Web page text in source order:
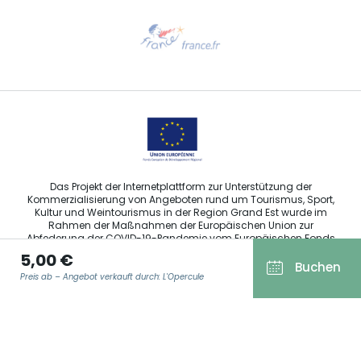
5,00 €
Preis ab – Angebot verkauft durch: L'Opercule Buchen
Sprechen Sie uns per E-Mail an
Das Projekt der Internetplattform zur Unterstützung der
Kommerzialisierung von Angeboten rund um Tourismus, Sport,
Kultur und Weintourismus in der Region Grand Est wurde im
Rahmen der Maßnahmen der Europäischen Union zur
Abfederung der COVID-19-Pandemie vom Europäischen Fonds